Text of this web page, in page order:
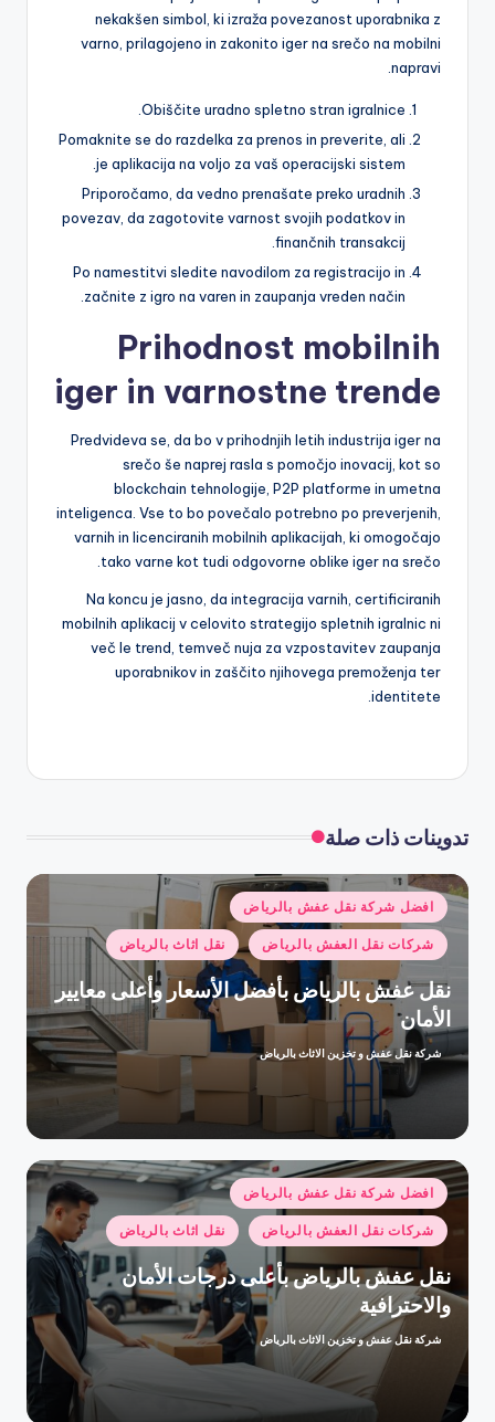
nekakšen simbol, ki izraža povezanost uporabnika z
varno, prilagojeno in zakonito iger na srečo na mobilni
napravi.
Obiščite uradno spletno stran igralnice.
Pomaknite se do razdelka za prenos in preverite, ali
je aplikacija na voljo za vaš operacijski sistem.
Priporočamo, da vedno prenašate preko uradnih
povezav, da zagotovite varnost svojih podatkov in
finančnih transakcij.
Po namestitvi sledite navodilom za registracijo in
začnite z igro na varen in zaupanja vreden način.
Prihodnost mobilnih
iger in varnostne trende
Predvideva se, da bo v prihodnjih letih industrija iger na
srečo še naprej rasla s pomočjo inovacij, kot so
blockchain tehnologije, P2P platforme in umetna
inteligenca. Vse to bo povečalo potrebno po preverjenih,
varnih in licenciranih mobilnih aplikacijah, ki omogočajo
tako varne kot tudi odgovorne oblike iger na srečo.
Na koncu je jasno, da integracija varnih, certificiranih
mobilnih aplikacij v celovito strategijo spletnih igralnic ni
več le trend, temveč nuja za vzpostavitev zaupanja
uporabnikov in zaščito njihovega premoženja ter
identitete.
تدوينات ذات صلة
نُشر
في
افضل شركة نقل عفش بالرياض
شركات نقل العفش بالرياض نقل اثاث بالرياض
نقل عفش بالرياض بأفضل الأسعار وأعلى معايير
الأمان
تمّ
بواسطة
شركة نقل عفش و تخزين الاثاث بالرياض
نُشر
في
افضل شركة نقل عفش بالرياض
شركات نقل العفش بالرياض نقل اثاث بالرياض
نقل عفش بالرياض بأعلى درجات الأمان
والاحترافية
تمّ
شركة نقل عفش و تخزين الاثاث بالرياض